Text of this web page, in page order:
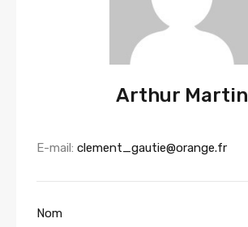
Arthur Martin
E-mail: clement_gautie@orange.fr
Nom